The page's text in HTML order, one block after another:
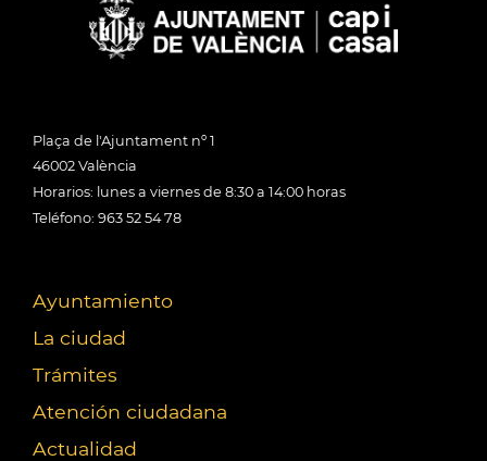
Plaça de l'Ajuntament nº 1
46002 València
Horarios: lunes a viernes de 8:30 a 14:00 horas
Teléfono: 963 52 54 78
Ayuntamiento
La ciudad
Trámites
Atención ciudadana
Actualidad